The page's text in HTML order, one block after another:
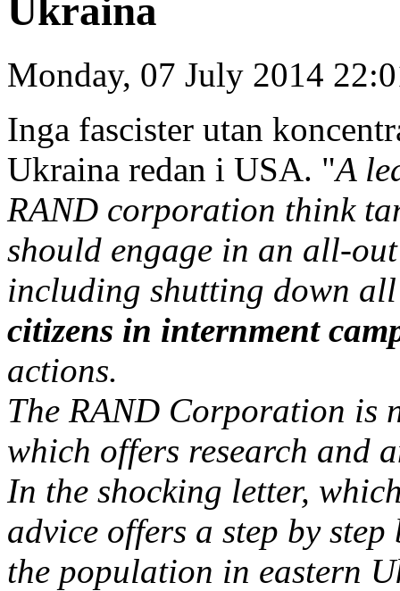
Ukraina
Monday, 07 July 2014
Inga fascister utan
Ukraina redan i USA. "A
RAND corporation think
should engage in an all-
including shutting down
citizens in internment
actions.
The RAND Corporation is
which offers research and
In the shocking letter,
advice offers a step by
the population in eastern